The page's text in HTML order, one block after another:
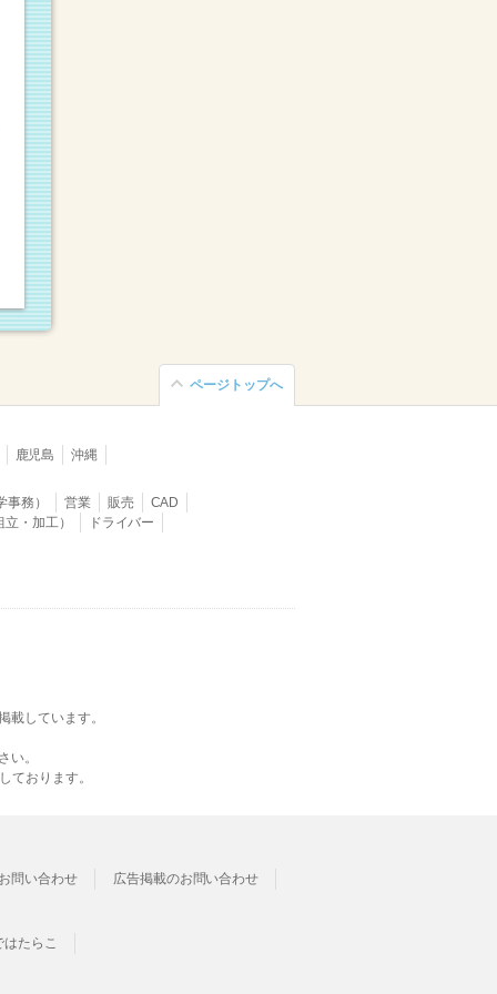
ページトップへ
鹿児島 沖縄
務） 営業 販売
CAD
・加工） ドライバー
しています。
い。
ております。
問い合わせ
広告掲載のお問い合わせ
はたらこ